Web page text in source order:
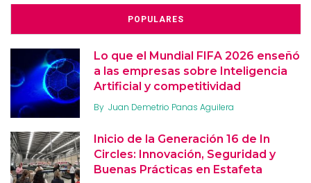
POPULARES
Lo que el Mundial FIFA 2026 enseñó
a las empresas sobre Inteligencia
Artificial y competitividad
By Juan Demetrio Panas Aguilera
Inicio de la Generación 16 de In
Circles: Innovación, Seguridad y
Buenas Prácticas en Estafeta